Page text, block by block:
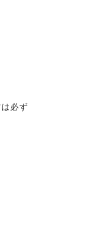
必ず